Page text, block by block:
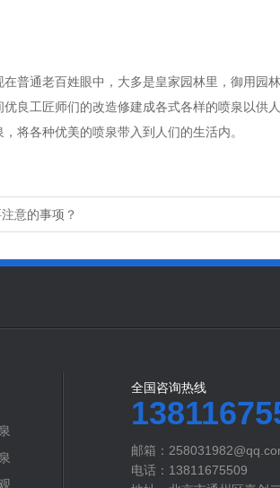
通老百姓眼中，大多是皇家园林里，御用园
良工匠师们的改造修建成各式各样的喷泉以供
将各种优美的喷泉带入到人们的生活内。
意的事项？
全国咨询热线
邮箱：
电话：13811675509